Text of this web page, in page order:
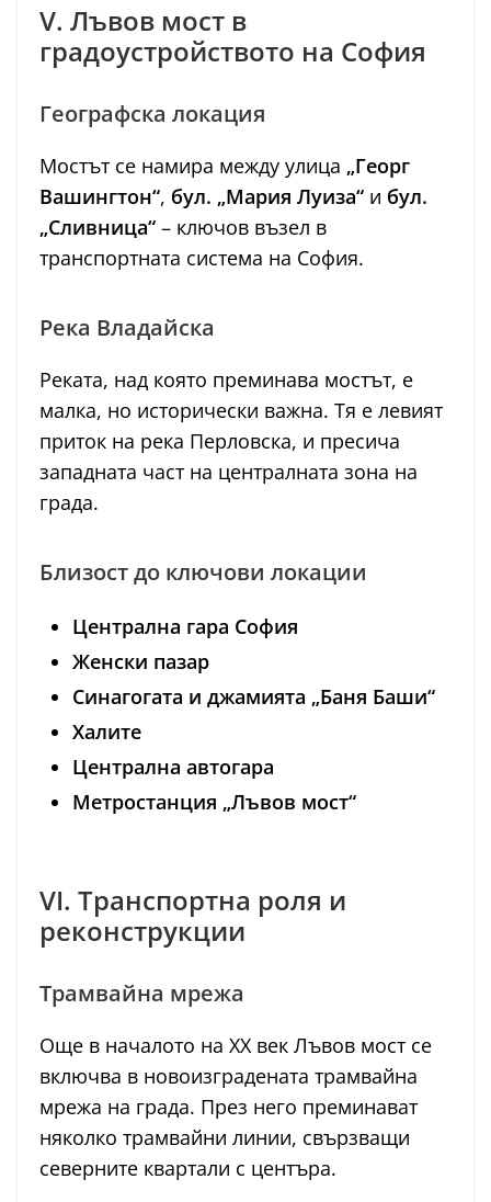
V. Лъвов мост в
градоустройството на София
Географска локация
Мостът се намира между улица „Георг
Вашингтон“, бул. „Мария Луиза“ и бул.
„Сливница“ – ключов възел в
транспортната система на София.
Река Владайска
Реката, над която преминава мостът, е
малка, но исторически важна. Тя е левият
приток на река Перловска, и пресича
западната част на централната зона на
града.
Близост до ключови локации
Централна гара София
Женски пазар
Синагогата и джамията „Баня Баши“
Халите
Централна автогара
Метростанция „Лъвов мост“
VI. Транспортна роля и
реконструкции
Трамвайна мрежа
Още в началото на XX век Лъвов мост се
включва в новоизградената трамвайна
мрежа на града. През него преминават
няколко трамвайни линии, свързващи
северните квартали с центъра.